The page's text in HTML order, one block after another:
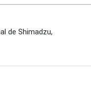
de Shimadzu,